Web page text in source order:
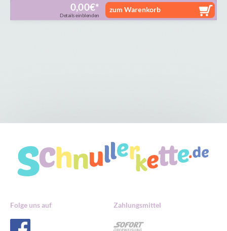
0,00€
Details einblenden
zum Warenkorb
Folge uns auf Zahlungsmittel